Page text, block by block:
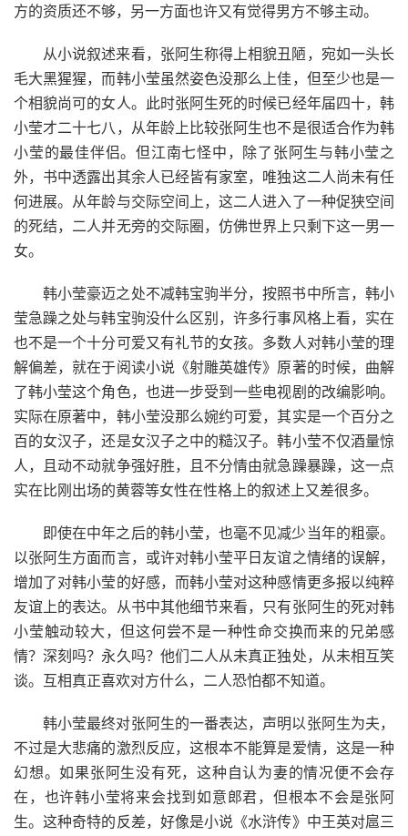
方的资质还不够，另一方面也许又有觉得男方不够主动。
从小说叙述来看，张阿生称得上相貌丑陋，宛如一头长
毛大黑猩猩，而韩小莹虽然姿色没那么上佳，但至少也是一
个相貌尚可的女人。此时张阿生死的时候已经年届四十，韩
小莹才二十七八，从年龄上比较张阿生也不是很适合作为韩
小莹的最佳伴侣。但江南七怪中，除了张阿生与韩小莹之
外，书中透露出其余人已经皆有家室，唯独这二人尚未有任
何进展。从年龄与交际空间上，这二人进入了一种促狭空间
的死结，二人并无旁的交际圈，仿佛世界上只剩下这一男一
女。
韩小莹豪迈之处不减韩宝驹半分，按照书中所言，韩小
莹急躁之处与韩宝驹没什么区别，许多行事风格上看，实在
也不是一个十分可爱又有礼节的女孩。多数人对韩小莹的理
解偏差，就在于阅读小说《射雕英雄传》原著的时候，曲解
了韩小莹这个角色，也进一步受到一些电视剧的改编影响。
实际在原著中，韩小莹没那么婉约可爱，其实是一个百分之
百的女汉子，还是女汉子之中的糙汉子。韩小莹不仅酒量惊
人，且动不动就争强好胜，且不分情由就急躁暴躁，这一点
实在比刚出场的黄蓉等女性在性格上的叙述上又差很多。
即使在中年之后的韩小莹，也毫不见减少当年的粗豪。
以张阿生方面而言，或许对韩小莹平日友谊之情绪的误解，
增加了对韩小莹的好感，而韩小莹对这种感情更多报以纯粹
友谊上的表达。从书中其他细节来看，只有张阿生的死对韩
小莹触动较大，但这何尝不是一种性命交换而来的兄弟感
情？深刻吗？永久吗？他们二人从未真正独处，从未相互笑
谈。互相真正喜欢对方什么，二人恐怕都不知道。
韩小莹最终对张阿生的一番表达，声明以张阿生为夫，
不过是大悲痛的激烈反应，这根本不能算是爱情，这是一种
幻想。如果张阿生没有死，这种自认为妻的情况便不会存
在，也许韩小莹将来会找到如意郎君，但根本不会是张阿
生。这种奇特的反差，好像是小说《水浒传》中王英对扈三